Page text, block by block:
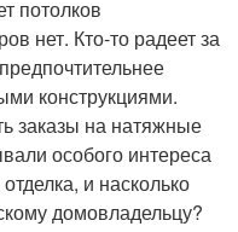
потолков
нет. Кто-то радеет за
конструкциями.
заказы на натяжные
особого интереса
и насколько
домовладельцу?